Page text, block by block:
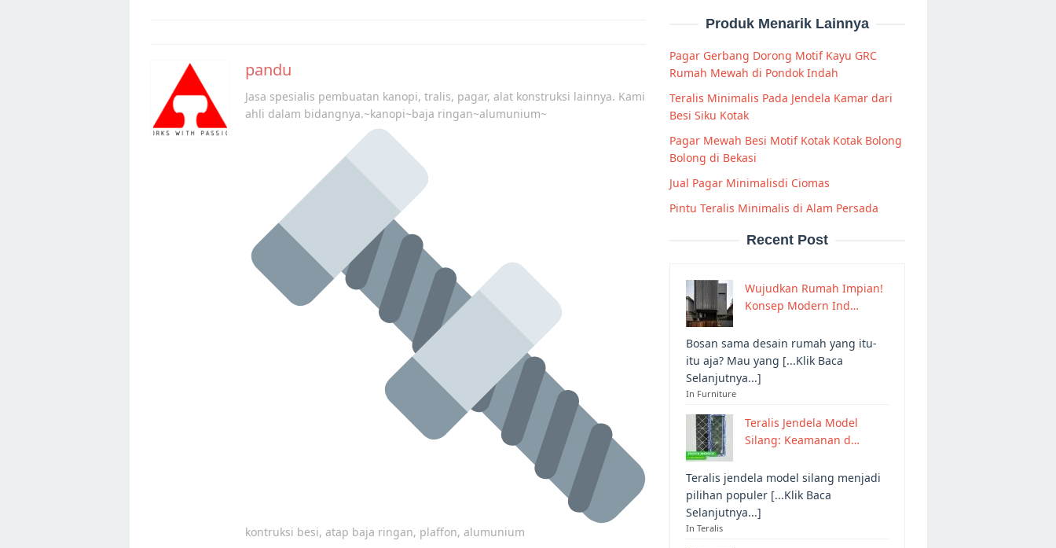
navigationpandu
Jasa spesialis pembuatan kanopi, tralis, pagar, alat konstruksi lainnya. Kami
ahli dalam bidangnya.~kanopi~baja ringan~alumunium~
kontruksi besi, atap baja ringan, plaffon, alumunium
Produk Menarik Lainnya
Pagar Gerbang Dorong Motif Kayu GRC
Rumah Mewah di Pondok Indah
Teralis Minimalis Pada Jendela Kamar dari
Besi Siku Kotak
Pagar Mewah Besi Motif Kotak Kotak Bolong
Bolong di Bekasi
Jual Pagar Minimalisdi Ciomas
Pintu Teralis Minimalis di Alam Persada
Recent Post
Wujudkan Rumah Impian!
Konsep Modern Ind…
Bosan sama desain rumah yang itu-
itu aja? Mau yang [...Klik Baca
Selanjutnya...]
In Furniture
Teralis Jendela Model
Silang: Keamanan d…
Teralis jendela model silang menjadi
pilihan populer [...Klik Baca
Selanjutnya...]
In Teralis